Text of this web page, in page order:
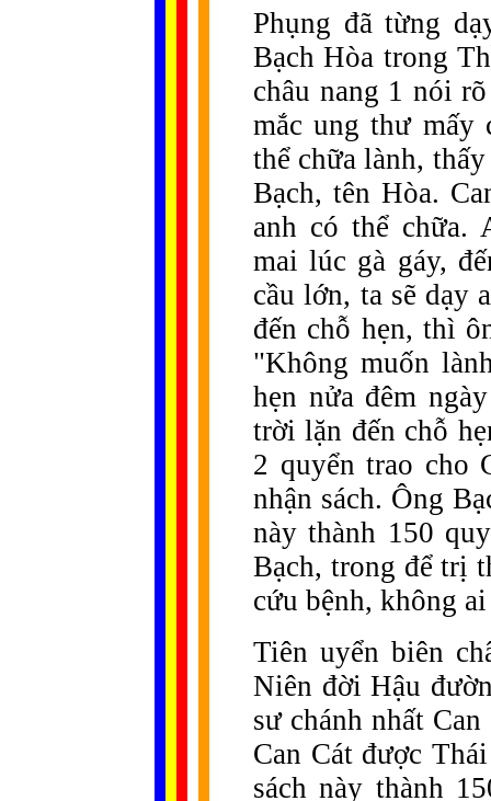
Phụng đã từng
Bạch Hòa trong
châu nang 1 nói
mắc ung thư mấy
thể chữa lành,
Bạch, tên Hòa.
anh có thể chữa.
mai lúc gà gáy,
cầu lớn, ta sẽ dạy
đến chỗ hẹn, thì
"Không muốn
hẹn nửa đêm
trời lặn đến chỗ
2 quyển trao cho
nhận sách. Ông
này thành 150
Bạch, trong để trị
cứu bệnh, không
Tiên uyển biên
Niên đời Hậu
sư chánh nhất
Can Cát được
sách này thành